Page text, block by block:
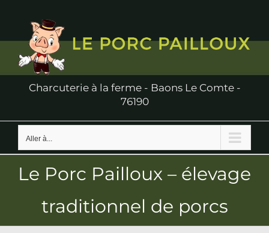
contenu
Charcuterie à la ferme - Baons Le Comte -
76190
Aller à...
Le Porc Pailloux – élevage
traditionnel de porcs